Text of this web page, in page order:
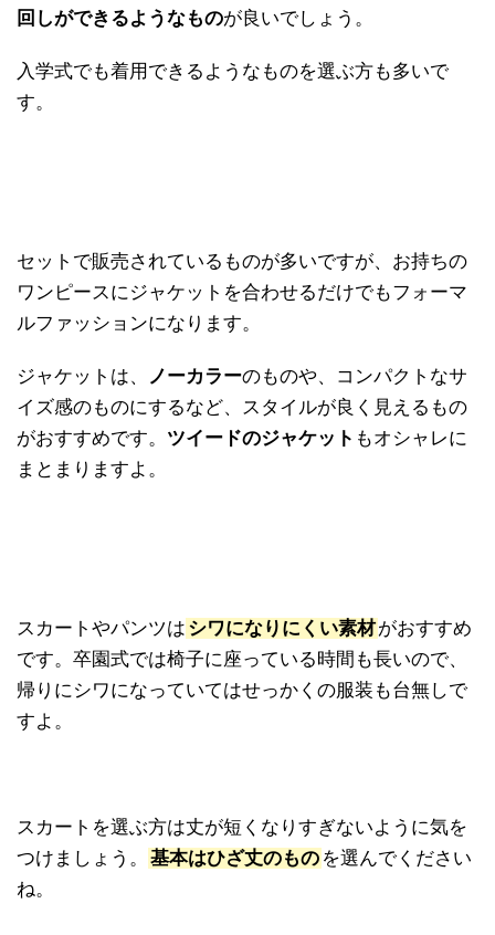
回しができるようなものが良いでしょう。
入学式でも着用できるようなものを選ぶ方も多いで
す。
セットで販売されているものが多いですが、お持ちの
ワンピースにジャケットを合わせるだけでもフォーマ
ルファッションになります。
ジャケットは、 ノーカラーのものや、コンパクトなサ
イズ感のものにするなど、スタイルが良く見えるもの
がおすすめです。 ツイードのジャケット もオシャレに
まとまりますよ。
スカートやパンツは シワになりにくい素材がおすすめ
です。卒園式では椅子に座っている時間も長いので、
帰りにシワになっていてはせっかくの服装も台無しで
すよ。
スカートを選ぶ方は丈が短くなりすぎないように気を
つけましょう。
基本はひざ丈のもの を選んでください
ね。